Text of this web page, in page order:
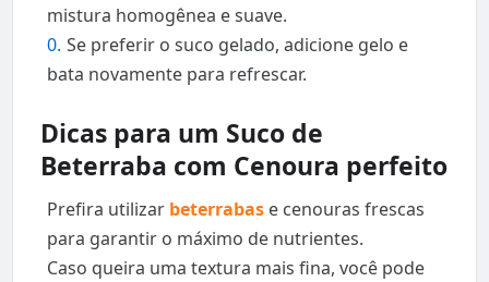
mistura homogênea e suave.
Se preferir o suco gelado, adicione gelo e
bata novamente para refrescar.
Dicas para um Suco de
Beterraba com Cenoura perfeito
Prefira utilizar beterrabase cenouras frescas
para garantir o máximo de nutrientes.
Caso queira uma textura mais fina, você pode